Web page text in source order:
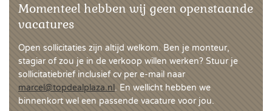
Momenteel hebben wij geen openstaande
vacatures
Open sollicitaties zijn altijd welkom. Ben je monteur,
stagiar of zou je in de verkoop willen werken? Stuur je
sollicitatiebrief inclusief cv per e-mail naar
marcel@topdealplaza.nl . En wellicht hebben we
binnenkort wel een passende vacature voor jou.